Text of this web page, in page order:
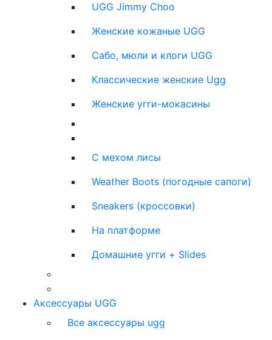
UGG Jimmy Choo
Женские кожаные UGG
Сабо, мюли и клоги UGG
Классические женские Ugg
Женские угги-мокасины
С мехом лисы
Weather Boots (погодные сапоги)
Sneakers (кроссовки)
На платформе
Домашние угги + Slides
Аксессуары UGG
Все аксессуары ugg